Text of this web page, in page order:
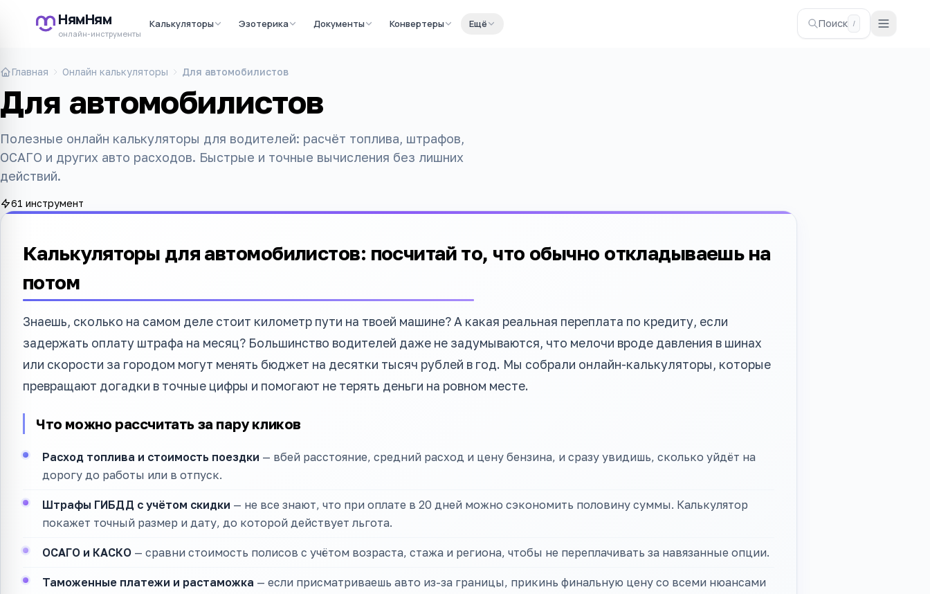
НямНям
онлайн-инструменты
Калькуляторы Эзотерика Документы Конвертеры Ещё Поиск /
Главная Онлайн калькуляторы Для автомобилистов
Для автомобилистов
Полезные онлайн калькуляторы для водителей: расчёт топлива, штрафов,
ОСАГО и других авто расходов. Быстрые и точные вычисления без лишних
действий.
61 инструмент
Калькуляторы для автомобилистов: посчитай то, что обычно откладываешь на
потом
Знаешь, сколько на самом деле стоит километр пути на твоей машине? А какая реальная переплата по кредиту, если
задержать оплату штрафа на месяц? Большинство водителей даже не задумываются, что мелочи вроде давления в шинах
или скорости за городом могут менять бюджет на десятки тысяч рублей в год. Мы собрали онлайн-калькуляторы, которые
превращают догадки в точные цифры и помогают не терять деньги на ровном месте.
Что можно рассчитать за пару кликов
Расход топлива и стоимость поездки — вбей расстояние, средний расход и цену бензина, и сразу увидишь, сколько уйдёт на
дорогу до работы или в отпуск.
Штрафы ГИБДД с учётом скидки — не все знают, что при оплате в 20 дней можно сэкономить половину суммы. Калькулятор
покажет точный размер и дату, до которой действует льгота.
ОСАГО и КАСКО — сравни стоимость полисов с учётом возраста, стажа и региона, чтобы не переплачивать за навязанные опции.
Таможенные платежи и растаможка — если присматриваешь авто из-за границы, прикинь финальную цену со всеми нюансами